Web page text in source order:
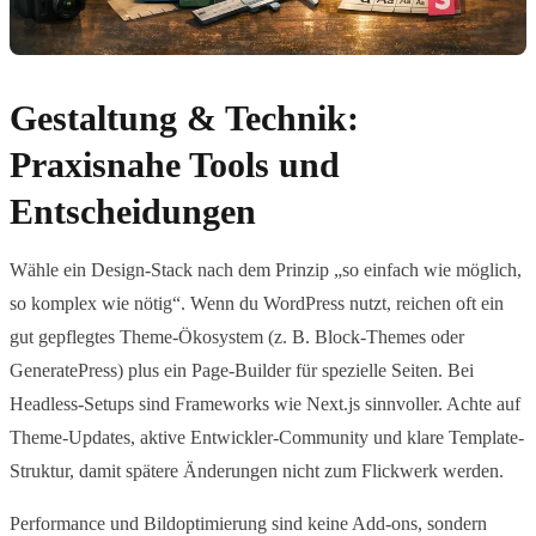
Gestaltung & Technik:
Praxisnahe Tools und
Entscheidungen
Wähle ein Design-Stack nach dem Prinzip „so einfach wie möglich,
so komplex wie nötig“. Wenn du WordPress nutzt, reichen oft ein
gut gepflegtes Theme-Ökosystem (z. B. Block-Themes oder
GeneratePress) plus ein Page-Builder für spezielle Seiten. Bei
Headless-Setups sind Frameworks wie Next.js sinnvoller. Achte auf
Theme-Updates, aktive Entwickler-Community und klare Template-
Struktur, damit spätere Änderungen nicht zum Flickwerk werden.
Performance und Bildoptimierung sind keine Add-ons, sondern